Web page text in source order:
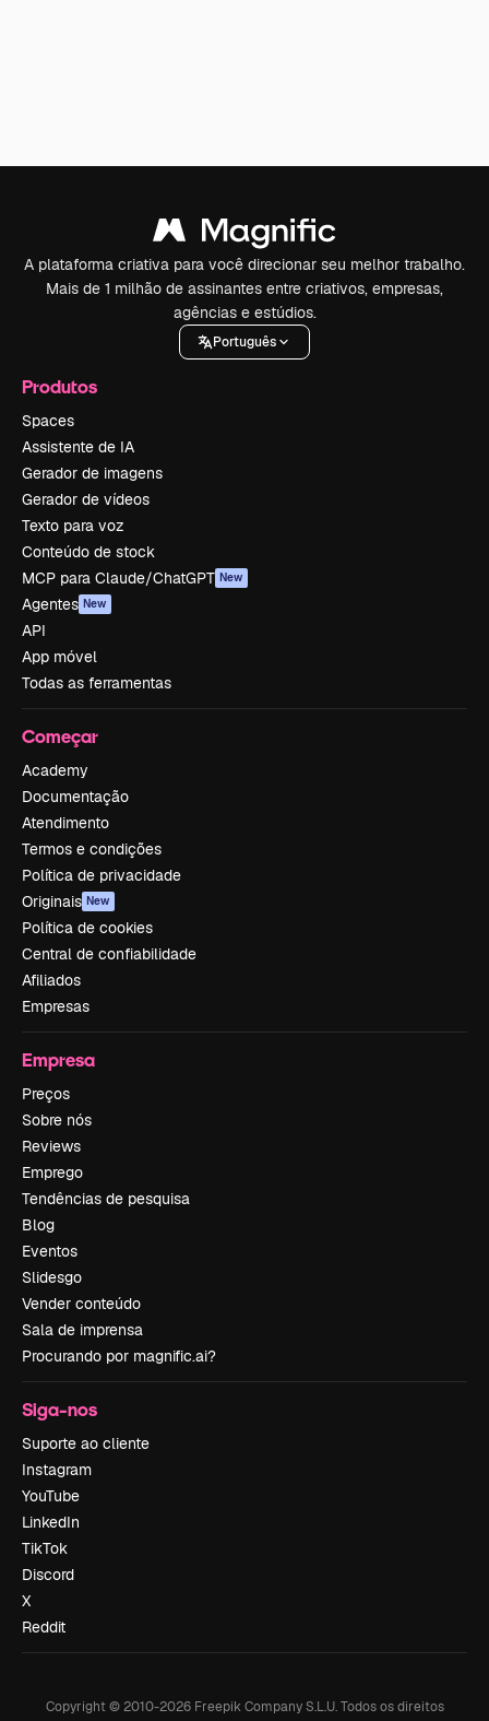
A plataforma criativa para você direcionar seu melhor trabalho.
Mais de 1 milhão de assinantes entre criativos, empresas,
agências e estúdios.
Português
Produtos
Spaces
Assistente de IA
Gerador de imagens
Gerador de vídeos
Texto para voz
Conteúdo de stock
MCP para Claude/ChatGPT New
Agentes New
API
App móvel
Todas as ferramentas
Começar
Academy
Documentação
Atendimento
Termos e condições
Política de privacidade
Originais New
Política de cookies
Central de confiabilidade
Afiliados
Empresas
Empresa
Preços
Sobre nós
Reviews
Emprego
Tendências de pesquisa
Blog
Eventos
Slidesgo
Vender conteúdo
Sala de imprensa
Procurando por magnific.ai?
Siga-nos
Suporte ao cliente
Instagram
YouTube
LinkedIn
TikTok
Discord
X
Reddit
Copyright © 2010-2026Freepik Company S.L.U. Todos os direitos